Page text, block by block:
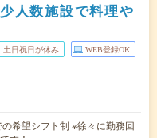
人数施設で料理や
土日祝日が休み WEB登録OK
希望シフト制 ※徐々に勤務回